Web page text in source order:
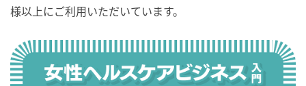
様以上にご利用いただいています。